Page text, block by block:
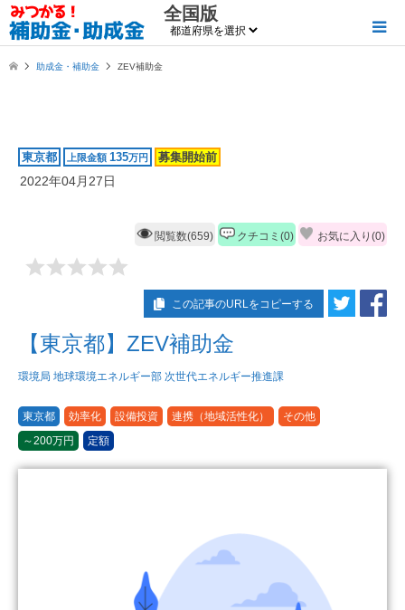
全国版
助成金・補助金 ZEV補助金
東京都 上限金額 135万円 募集開始前
2022年04月27日
閲覧数(659) クチコミ(0) お気に入り(0)
この記事のURLをコピーする
【東京都】ZEV補助金
環境局 地球環境エネルギー部 次世代エネルギー推進課
東京都 効率化 設備投資 連携（地域活性化）
その他
～200万円
定額